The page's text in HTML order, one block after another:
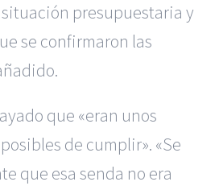
presupuestaria y
se confirmaron las
que «eran unos
de cumplir». «Se
que esa senda no era